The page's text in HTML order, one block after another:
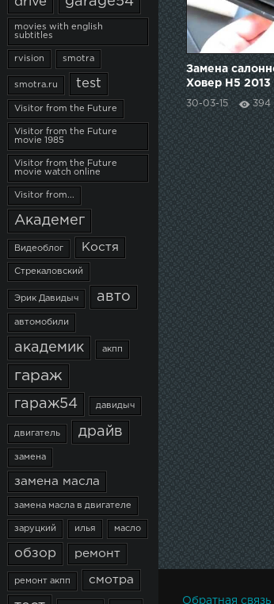
movies with english
subtitles
rvision smotra
smotra.ru test
Visitor from the Future
Visitor from the Future
movie 1985
Visitor from the Future
movie watch online
Visitor from...
Академег
Видеоблог Костя
Стрекаловский
Эрик Давидыч авто
автомобили
академик акпп
гараж
гараж54 давидыч
двигатель драйв
замена
замена масла
замена масла в двигателе
заруцкий илья масло
обзор ремонт
ремонт акпп смотра
Замена
Ховер Н5 2013
бардачка)
30-03-15 394
Обратная